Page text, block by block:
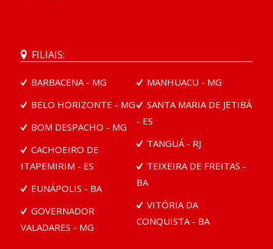
FILIAIS:
BARBACENA - MG
BELO HORIZONTE - MG
BOM DESPACHO - MG
CACHOEIRO DE
ITAPEMIRIM - ES
EUNÁPOLIS - BA
GOVERNADOR
VALADARES - MG
MANHUACU - MG
SANTA MARIA DE JETIBÁ
- ES
TANGUÁ - RJ
TEIXEIRA DE FREITAS -
BA
VITÓRIA DA
CONQUISTA - BA